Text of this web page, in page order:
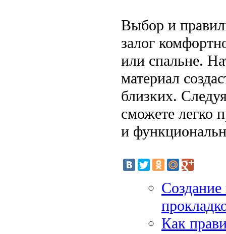
Выбор и
залог
или спальне.
материал
близких.
сможете легко
и
Как